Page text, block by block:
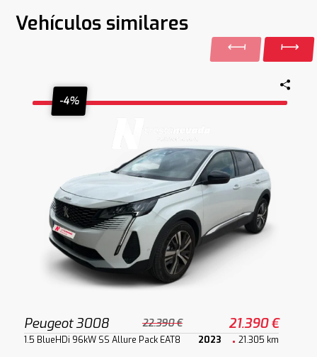
Vehículos similares
-4%
Peugeot 3008 22.390 € 21.390 €
1.5 BlueHDi 96kW SS Allure Pack EAT8 2023 21.305 km